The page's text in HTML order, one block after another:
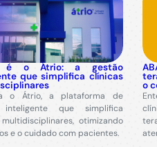
é o Átrio: a gestão
que simplifica clínicas
o Átrio, a plataforma de
inteligente que simplifica
otimizando
e o cuidado com pacientes.
o